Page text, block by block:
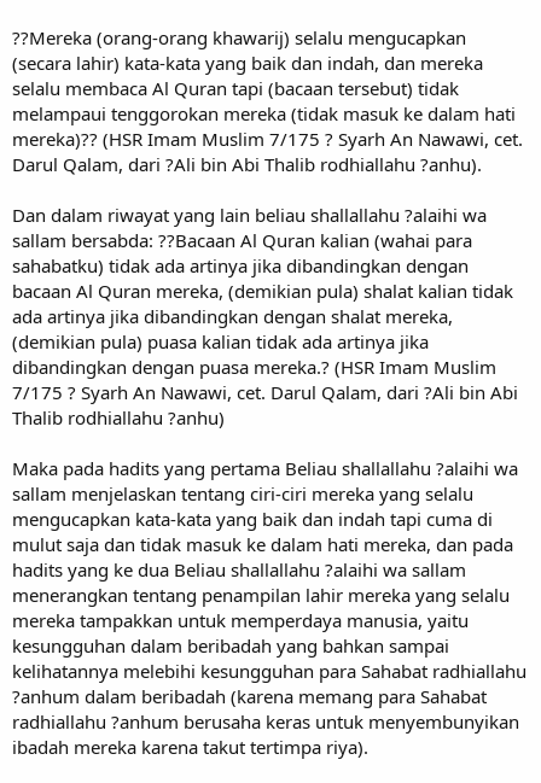
??Mereka (orang-orang khawarij) selalu mengucapkan
(secara lahir) kata-kata yang baik dan indah, dan mereka
selalu membaca Al Quran tapi (bacaan tersebut) tidak
melampaui tenggorokan mereka (tidak masuk ke dalam hati
mereka)?? (HSR Imam Muslim 7/175 ? Syarh An Nawawi, cet.
Darul Qalam, dari ?Ali bin Abi Thalib rodhiallahu ?anhu).
Dan dalam riwayat yang lain beliau shallallahu ?alaihi wa
sallam bersabda: ??Bacaan Al Quran kalian (wahai para
sahabatku) tidak ada artinya jika dibandingkan dengan
bacaan Al Quran mereka, (demikian pula) shalat kalian tidak
ada artinya jika dibandingkan dengan shalat mereka,
(demikian pula) puasa kalian tidak ada artinya jika
dibandingkan dengan puasa mereka.? (HSR Imam Muslim
7/175 ? Syarh An Nawawi, cet. Darul Qalam, dari ?Ali bin Abi
Thalib rodhiallahu ?anhu)
Maka pada hadits yang pertama Beliau shallallahu ?alaihi wa
sallam menjelaskan tentang ciri-ciri mereka yang selalu
mengucapkan kata-kata yang baik dan indah tapi cuma di
mulut saja dan tidak masuk ke dalam hati mereka, dan pada
hadits yang ke dua Beliau shallallahu ?alaihi wa sallam
menerangkan tentang penampilan lahir mereka yang selalu
mereka tampakkan untuk memperdaya manusia, yaitu
kesungguhan dalam beribadah yang bahkan sampai
kelihatannya melebihi kesungguhan para Sahabat radhiallahu
?anhum dalam beribadah (karena memang para Sahabat
radhiallahu ?anhum berusaha keras untuk menyembunyikan
ibadah mereka karena takut tertimpa riya).